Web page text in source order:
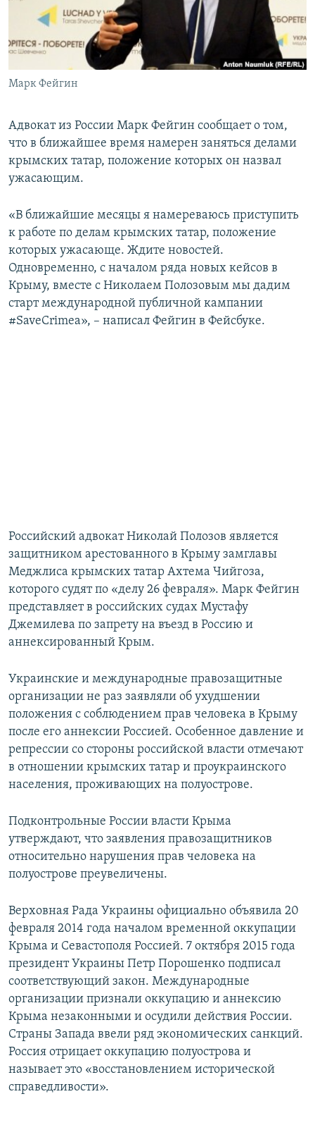
ПОБЕДИТЕЛЕЙ НЕ СУДЯТ?
КРЫМ.НЕПОКОРЕННЫЙ
УКРАИНСКАЯ ПРОБЛЕМА КРЫМА
ПРИСОЕДИНЯЙТЕСЬ!
Марк Фейгин
Адвокат из России Марк Фейгин сообщает о том,
что в ближайшее время намерен заняться делами
крымских татар, положение которых он назвал
ужасающим.
«В ближайшие месяцы я намереваюсь приступить
к работе по делам крымских татар, положение
которых ужасающе. Ждите новостей.
Одновременно, с началом ряда новых кейсов в
Крыму, вместе с Николаем Полозовым мы дадим
старт международной публичной кампании
#‎SaveCrimea», – написал Фейгин в Фейсбуке.
Р​оссийский адвокат Николай Полозов является
защитником арестованного в Крыму замглавы
Меджлиса крымских татар Ахтема Чийгоза,
которого судят по «делу 26 февраля». Марк Фейгин
представляет в российских судах Мустафу
Джемилева по запрету на въезд в Россию и
аннексированный Крым.
Украинские и международные правозащитные
организации не раз заявляли об ухудшении
положения с соблюдением прав человека в Крыму
после его аннексии Россией. Особенное давление и
репрессии со стороны российской власти отмечают
в отношении крымских татар и проукраинского
населения, проживающих на полуострове.
Подконтрольные России власти Крыма
утверждают, что заявления правозащитников
относительно нарушения прав человека на
полуострове преувеличены.
Верховная Рада Украины официально объявила 20
февраля 2014 года началом временной оккупации
Крыма и Севастополя Россией. 7 октября 2015 года
президент Украины Петр Порошенко подписал
соответствующий закон. Международные
организации признали оккупацию и аннексию
Крыма незаконными и осудили действия России.
Страны Запада ввели ряд экономических санкций.
Россия отрицает оккупацию полуострова и
называет это «восстановлением исторической
справедливости».